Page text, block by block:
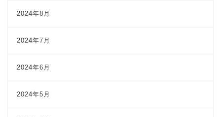
2024年8月
2024年7月
2024年6月
2024年5月